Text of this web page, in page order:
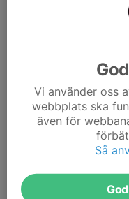
12. Endre IF
13. FBC Sollentuna
14. Järfälla Bele IBK
15. Vaxholms IBF
Vi använder oss
webbplats ska
även för
Så